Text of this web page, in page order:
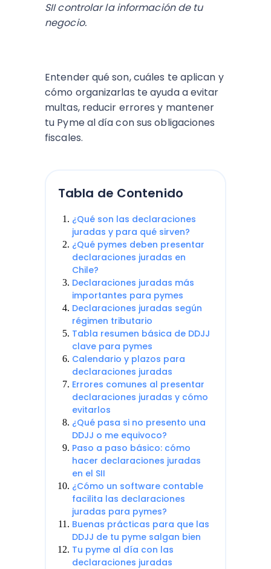
SII controlar la información de tu
negocio.
Entender qué son, cuáles te aplican y
cómo organizarlas te ayuda a evitar
multas, reducir errores y mantener
tu Pyme al día con sus obligaciones
fiscales.
Tabla de Contenido
¿Qué son las declaraciones
juradas y para qué sirven?
¿Qué pymes deben presentar
declaraciones juradas en
Chile?
Declaraciones juradas más
importantes para pymes
Declaraciones juradas según
régimen tributario
Tabla resumen básica de DDJJ
clave para pymes
Calendario y plazos para
declaraciones juradas
Errores comunes al presentar
declaraciones juradas y cómo
evitarlos
¿Qué pasa si no presento una
DDJJ o me equivoco?
Paso a paso básico: cómo
hacer declaraciones juradas
en el SII
¿Cómo un software contable
facilita las declaraciones
juradas para pymes?
Buenas prácticas para que las
DDJJ de tu pyme salgan bien
Tu pyme al día con las
declaraciones juradas